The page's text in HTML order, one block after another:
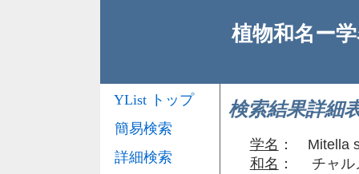
植物和名ー
検索結果詳細
学名 ： Mitella
和名 ： チャル
YList トップ
簡易検索
詳細検索